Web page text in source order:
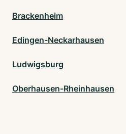
Brackenheim
Edingen-Neckarhausen
Ludwigsburg
Oberhausen-Rheinhausen